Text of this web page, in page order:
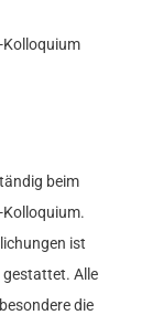
Kolloquium
beim
Kolloquium.
ist
gestattet. Alle
die